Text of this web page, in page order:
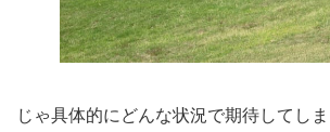
じゃ具体的にどんな状況で期待してし